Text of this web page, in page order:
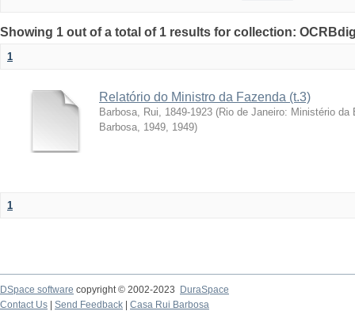
Showing 1 out of a total of 1 results for collection:
1
Relatório do Ministro da Fazenda (t.3)
Barbosa, Rui, 1849-1923 (Rio de Janeiro: Ministério
Barbosa, 1949, 1949)
1
DSpace software copyright © 2002-2023
DuraSpace
Contact Us
Send Feedback Casa Rui Barbosa